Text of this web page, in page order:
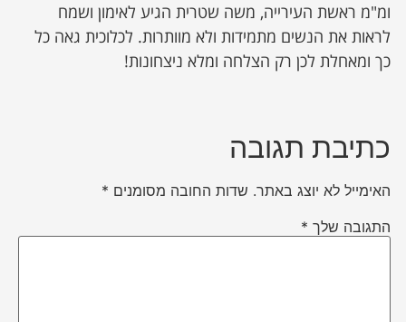
ומ"מ ראשת העירייה, משה שטרית הגיע לאימון ושמח
לראות את הנשים מתמידות ולא מוותרות. לכלוכית גאה כל
כך ומאחלת לכן רק הצלחה ומלא ניצחונות!
כתיבת תגובה
האימייל לא יוצג באתר. שדות החובה מסומנים *
התגובה שלך *